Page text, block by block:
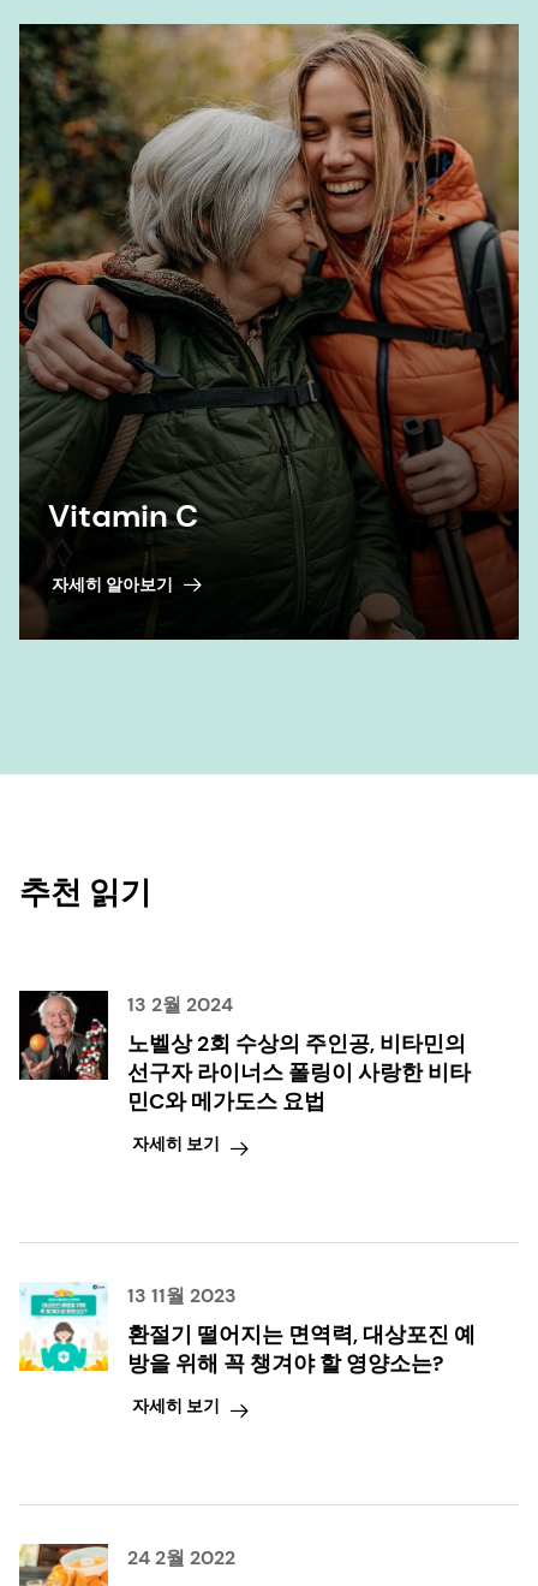
Vitamin C
자세히 알아보기
추천 읽기
13 2월 2024
노벨상 2회 수상의 주인공, 비타민의
선구자 라이너스 폴링이 사랑한 비타
민C와 메가도스 요법
자세히 보기
13 11월 2023
환절기 떨어지는 면역력, 대상포진 예
방을 위해 꼭 챙겨야 할 영양소는?
자세히 보기
24 2월 2022